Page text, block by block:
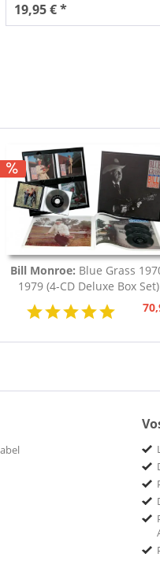
19,95 € *
Bill Monroe: Blue Grass
1979 (4-CD Deluxe Box Set)